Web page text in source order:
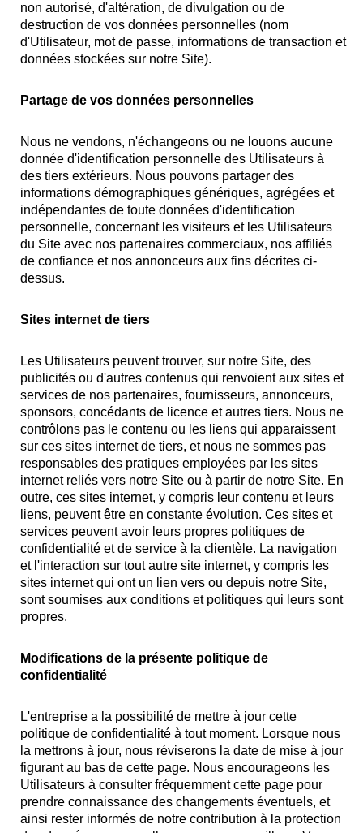
non autorisé, d'altération, de divulgation ou de
destruction de vos données personnelles (nom
d'Utilisateur, mot de passe, informations de transaction et
données stockées sur notre Site).
Partage de vos données personnelles
Nous ne vendons, n'échangeons ou ne louons aucune
donnée d'identification personnelle des Utilisateurs à
des tiers extérieurs. Nous pouvons partager des
informations démographiques génériques, agrégées et
indépendantes de toute données d'identification
personnelle, concernant les visiteurs et les Utilisateurs
du Site avec nos partenaires commerciaux, nos affiliés
de confiance et nos annonceurs aux fins décrites ci-
dessus.
Sites internet de tiers
Les Utilisateurs peuvent trouver, sur notre Site, des
publicités ou d'autres contenus qui renvoient aux sites et
services de nos partenaires, fournisseurs, annonceurs,
sponsors, concédants de licence et autres tiers. Nous ne
contrôlons pas le contenu ou les liens qui apparaissent
sur ces sites internet de tiers, et nous ne sommes pas
responsables des pratiques employées par les sites
internet reliés vers notre Site ou à partir de notre Site. En
outre, ces sites internet, y compris leur contenu et leurs
liens, peuvent être en constante évolution. Ces sites et
services peuvent avoir leurs propres politiques de
confidentialité et de service à la clientèle. La navigation
et l'interaction sur tout autre site internet, y compris les
sites internet qui ont un lien vers ou depuis notre Site,
sont soumises aux conditions et politiques qui leurs sont
propres.
Modifications de la présente politique de
confidentialité
L'entreprise a la possibilité de mettre à jour cette
politique de confidentialité à tout moment. Lorsque nous
la mettrons à jour, nous réviserons la date de mise à jour
figurant au bas de cette page. Nous encourageons les
Utilisateurs à consulter fréquemment cette page pour
prendre connaissance des changements éventuels, et
ainsi rester informés de notre contribution à la protection